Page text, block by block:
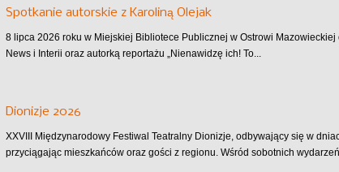
Spotkanie autorskie z Karoliną Olejak
8 lipca 2026 roku w Miejskiej Bibliotece Publicznej w Ostrowi
News i Interii oraz autorką reportażu „Nienawidzę ich! To...
Dionizje 2026
XXVIII Międzynarodowy Festiwal Teatralny Dionizje, odbywający się w
przyciągając mieszkańców oraz gości z regionu. Wśród sobotnich